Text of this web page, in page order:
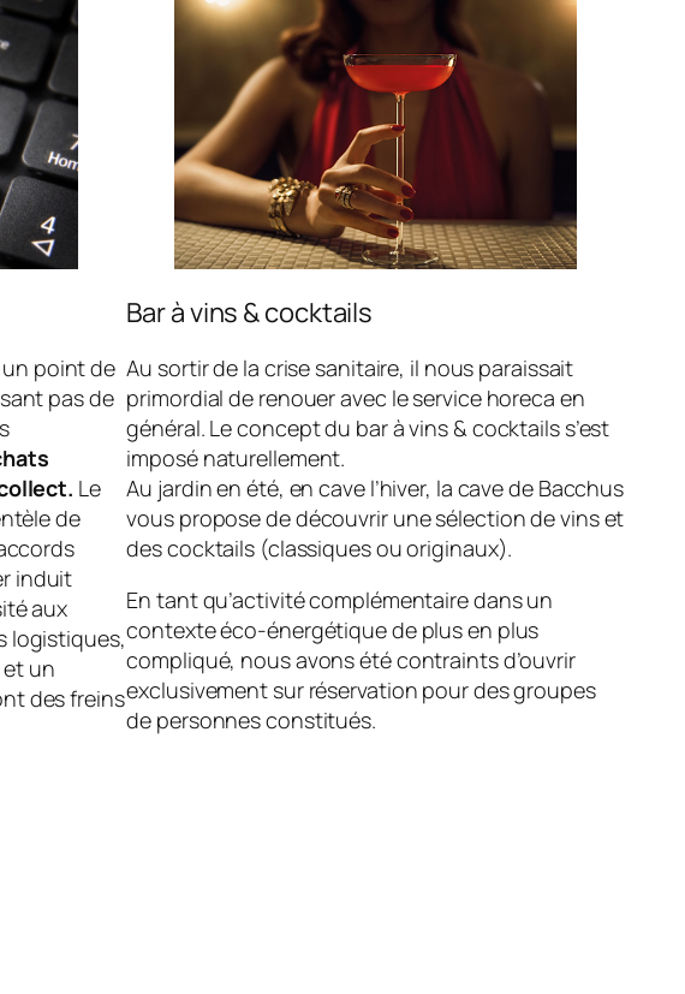
point de
pas de
Le
de
induit
aux
logistiques,
un
des freins
Bar à vins & cocktails
Au sortir de la crise sanitaire, il nous paraissait
primordial de renouer avec le service horeca en
général. Le concept du bar à vins & cocktails s’est
imposé naturellement.
Au jardin en été, en cave l’hiver, la cave de Bacchus
vous propose de découvrir une sélection de vins et
des cocktails (classiques ou originaux).
En tant qu’activité complémentaire dans un
contexte éco-énergétique de plus en plus
compliqué, nous avons été contraints d’ouvrir
exclusivement sur réservation pour des groupes
de personnes constitués.